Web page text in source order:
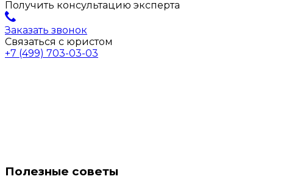
Получить консультацию эксперта
Заказать звонок
Связаться с юристом
+7 (499) 703-03-03
Полезные советы